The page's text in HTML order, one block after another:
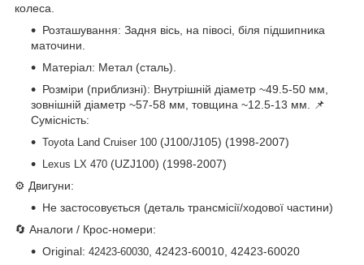
колеса.
Розташування: Задня вісь, на півосі, біля підшипника
маточини.
Матеріал: Метал (сталь).
Розміри (приблизні): Внутрішній діаметр ~49.5-50 мм,
зовнішній діаметр ~57-58 мм, товщина ~12.5-13 мм. 📌
Сумісність:
Toyota Land Cruiser 100 (J100/J105) (1998-2007)
Lexus LX 470 (UZJ100) (1998-2007)
⚙️ Двигуни:
Не застосовується (деталь трансмісії/ходової частини)
🔄 Аналоги / Крос-номери:
Original: 42423-60030 , 42423-60010, 42423-60020